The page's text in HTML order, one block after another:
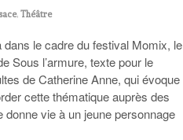
,Théâtre
le cadre du festival Momix, le
Sous l’armure, texte pour le
de Catherine Anne, qui évoque
cette thématique auprès des
vie à un jeune personnage